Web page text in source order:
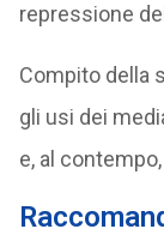
repressione
Compito della
gli usi dei
e, al